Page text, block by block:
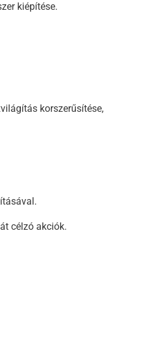
kiépítése.
korszerűsítése,
célzó akciók.